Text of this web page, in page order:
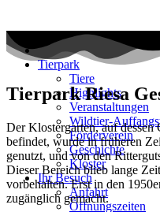
Tierpark
Tiere
Highlights
Veranstaltungen
Wildtier-
Förderverein
Geschichte
Kloster
Ihr Besuch
Anfahrt
Öffnungszeiten
Tierpark Riesa
Der Klostergarten, auf dessen
befindet, wurde in früheren
genutzt, und von den
Dieser Bereich blieb lange
vorbehalten. Erst in den
zugänglich gemacht.